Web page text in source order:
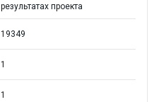
результатах проекта
19349
1
1